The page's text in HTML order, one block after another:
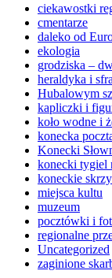
ciekawostki
cmentarze
daleko od
ekologia
grodziska –
heraldyka i
Hubalowym
kapliczki i
koło wodne i
konecka
Konecki
konecki tygiel
koneckie
miejsca kultu
muzeum
pocztówki i
regionalne
Uncategorized
zaginione